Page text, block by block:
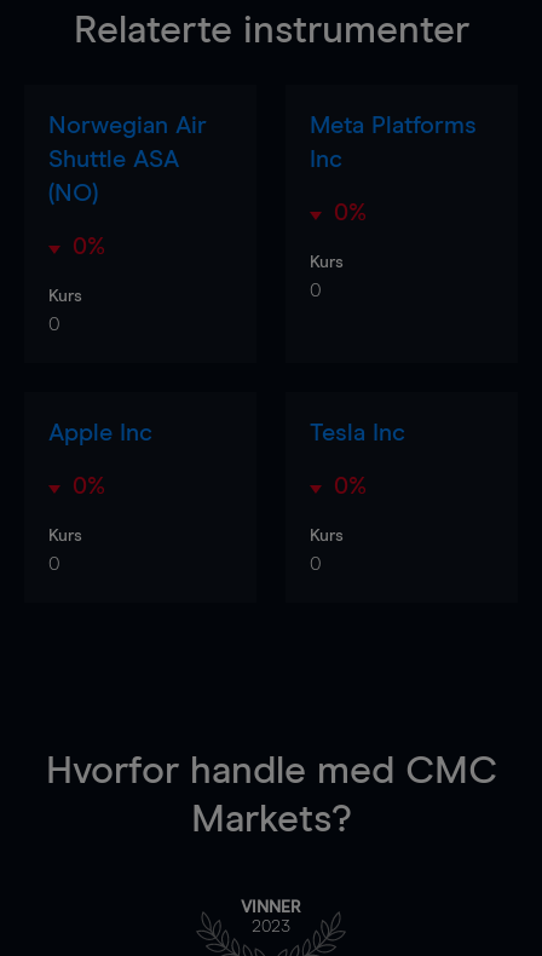
Relaterte instrumenter
Norwegian Air
Shuttle ASA
(NO)
0%
Kurs
0
Meta Platforms
Inc
0%
Kurs
0
Apple Inc
0%
Kurs
0
Tesla Inc
0%
Kurs
0
Hvorfor handle med CMC
Markets?
VINNER
2023